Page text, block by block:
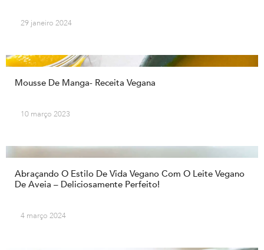
29 janeiro 2024
Mousse De Manga- Receita Vegana
10 março 2023
Abraçando O Estilo De Vida Vegano Com O Leite Vegano
De Aveia – Deliciosamente Perfeito!
4 março 2024